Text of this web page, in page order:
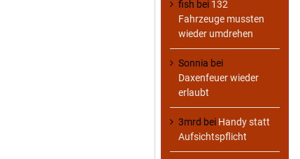
fish bei 132
Fahrzeuge mussten
wieder umdrehen
Sonnia bei
Daxenfeuer wieder
erlaubt
3mrd bei Handy statt
Aufsichtspflicht